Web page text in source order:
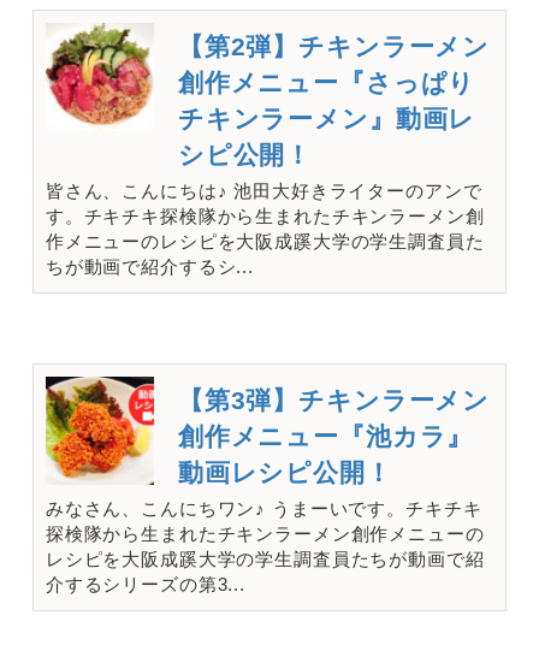
【第2弾】チキンラーメン
創作メニュー『さっぱり
チキンラーメン』動画レ
シピ公開！
皆さん、こんにちは♪ 池田大好きライターのアンで
す。チキチキ探検隊から生まれたチキンラーメン創
作メニューのレシピを大阪成蹊大学の学生調査員た
ちが動画で紹介するシ...
【第3弾】チキンラーメン
創作メニュー『池カラ』
動画レシピ公開！
みなさん、こんにちワン♪ うまーいです。チキチキ
探検隊から生まれたチキンラーメン創作メニューの
レシピを大阪成蹊大学の学生調査員たちが動画で紹
介するシリーズの第3...